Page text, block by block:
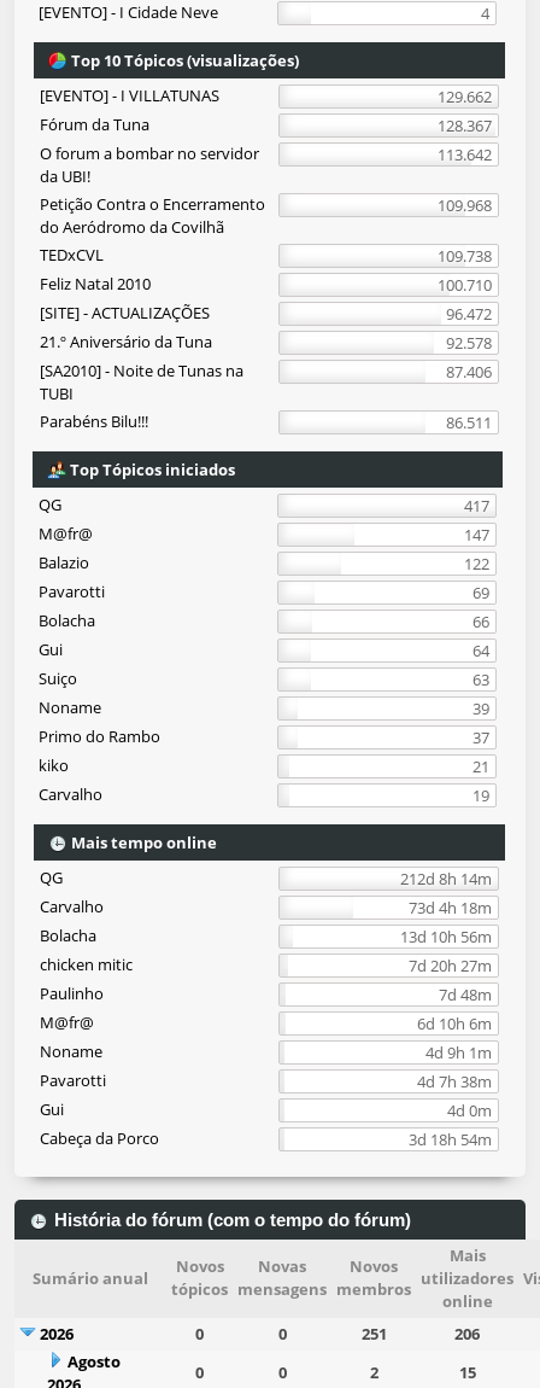
[EVENTO] - I Cidade Neve 4
Top 10 Tópicos (visualizações)
[EVENTO] - I VILLATUNAS
129.662
Fórum da Tuna
128.367
O forum a bombar no servidor
da UBI!
113.642
Petição Contra o Encerramento
do Aeródromo da Covilhã
109.968
TEDxCVL
109.738
Feliz Natal 2010
100.710
[SITE] - ACTUALIZAÇÕES
96.472
21.º Aniversário da Tuna
92.578
[SA2010] - Noite de Tunas na
TUBI
87.406
Parabéns Bilu!!! 86.511
Top Tópicos iniciados
QG
417
M@fr@
147
Balazio
122
Pavarotti
69
Bolacha
66
Gui
64
Suiço
63
Noname
39
Primo do Rambo
37
kiko
21
Carvalho
19
Mais tempo online
QG
212d 8h 14m
Carvalho
73d 4h 18m
Bolacha
13d 10h 56m
chicken mitic
7d 20h 27m
Paulinho
7d 48m
M@fr@
6d 10h 6m
Noname
4d 9h 1m
Pavarotti
4d 7h 38m
Gui
4d 0m
Cabeça da Porco
3d 18h 54m
História do fórum (com o tempo do fórum)
Sumário anual
Novos
tópicos
Novas
mensagens
Novos
membros
Mais
utilizadores
online
2026 0 0 251
206
Agosto
0 0 2 15